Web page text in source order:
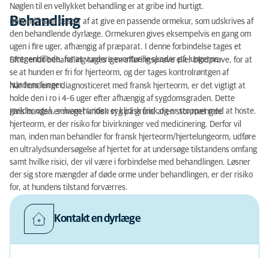
Nøglen til en vellykket behandling er at gribe ind hurtigt.
Behandling
Behandlingen består af at give en passende ormekur, som udskrives af
den behandlende dyrlæge. Ormekuren gives eksempelvis en gang om
ugen i fire uger, afhængig af præparat. I denne forbindelse tages et
røntgenbillede, for at vurdere eventuelle skader på lungerne.
Efter endt behandling tages igen afføringsprøve eller blodprøve, for at
se at hunden er fri for hjerteorm, og der tages kontrolrøntgen af
hundens lunger.
Når hunden er diagnosticeret med fransk hjerteorm, er det vigtigt at
holde den i ro i 4-6 uger efter afhængig af sygdomsgraden. Dette
gælder også, selvom hunden er klinisk frisk og er stoppet med at hoste.
Hvis hunden er meget kritisk syg på grund af en stor mængde
hjerteorm, er der risiko for bivirkninger ved medicinering. Derfor vil
man, inden man behandler for fransk hjerteorm/hjertelungeorm, udføre
en ultralydsundersøgelse af hjertet for at undersøge tilstandens omfang
samt hvilke risici, der vil være i forbindelse med behandlingen. Løsner
der sig store mængder af døde orme under behandlingen, er der risiko
for, at hundens tilstand forværres.
Kontakt en dyrlæge